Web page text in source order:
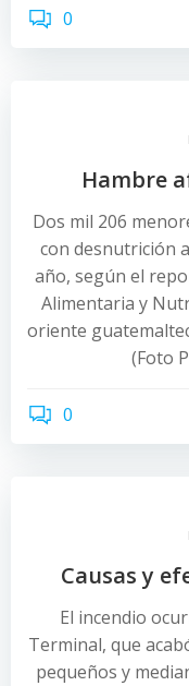
0
Hambre
Dos mil 206
con desnutrición
año, según el
Alimentaria y
oriente
(Foto
0
Causas y
El incendio
Terminal, que
pequeños y